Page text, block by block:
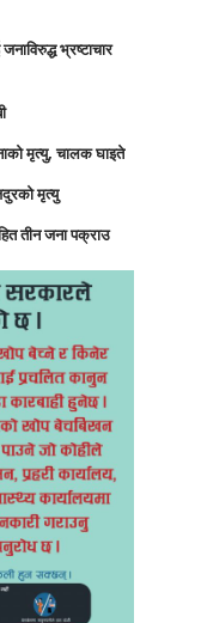
भ्रष्टाचार
मृत्यु, चालक घाइते
मृत्यु
तीन जना पक्राउ